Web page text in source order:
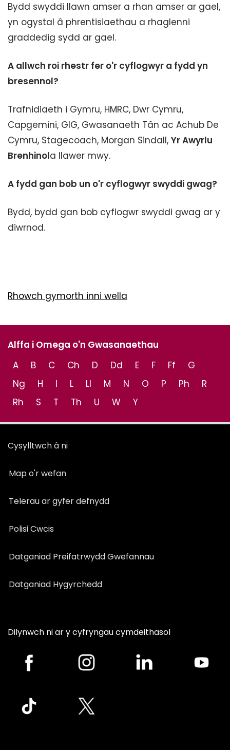
Bydd swyddi llawn amser a rhan amser ar gael,
yn ogystal â phrentisiaethau a rhaglenni
graddedig sydd ar gael.
A allwch roi rhestr fer o'r cyflogwyr a fydd yn
bresennol?
Trafnidiaeth i Gymru, HMRC, Dwr Cymru,
Capgemini, GIG, Gwasanaeth Tân ac Achub De
Cymru, Stagecoach, Morgan Sindall, Yr Awyrlu
Brenhinola llawer mwy.
A fydd gan bob un o'r cyflogwyr swyddi gwag?
Bydd, bydd gan bob cyflogwr swyddi gwag ar y
diwrnod.
Rhowch gymorth inni wella
Alffa i Omega o'n Gwasanaethau
A
B C Ch D Dd E F Ff
G
Ng
H I L Ll M N O P Ph
R
Rh
S T Th U W Y
Cysylltwch â ni
Map o'r wefan
Telerau ar gyfer defnydd
Polisi Cwcis
Datganiad Preifatrwydd Gwefannau
Datganiad Hygyrchedd
Dilynwch ni ar y cyfryngau cymdeithasol